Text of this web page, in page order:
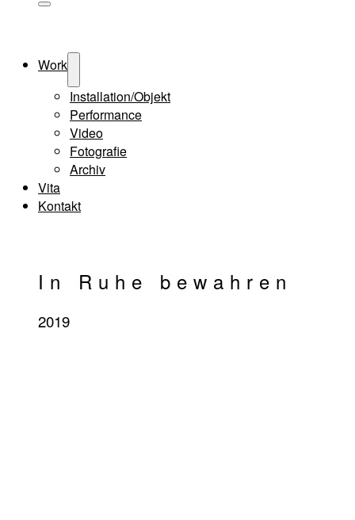
Menü-
Work
Schalter
Installation/Objekt
Performance
Video
Fotografie
Archiv
Vita
Kontakt
In Ruhe bewahren
2019